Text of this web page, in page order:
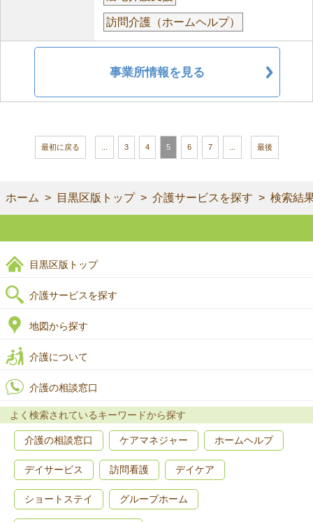
訪問介護（ホームヘルプ）
事業所情報を見る
最初に戻る 3 4 5 6 7 最後
ホーム 目黒区版トップ 介護サービスを探す 検索結
目黒区版トップ
介護サービスを探す
地図から探す
介護について
介護の相談窓口
よく検索されているキーワードから探す
介護の相談窓口 ケアマネジャー ホームヘルプ
デイサービス 訪問看護 デイケア
ショートステイ グループホーム